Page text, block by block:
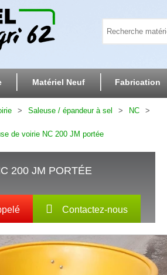
Matériel Neuf Fabrication
Saleuse / épandeur à sel NC
de voirie NC 200 JM portée
200 JM PORTÉE
Contactez-nous